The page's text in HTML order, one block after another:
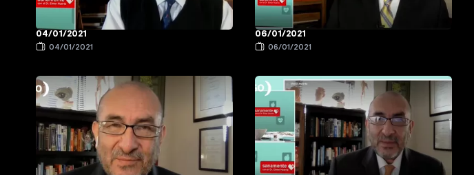
04/01/2021
04/01/2021
06/01/2021
06/01/2021